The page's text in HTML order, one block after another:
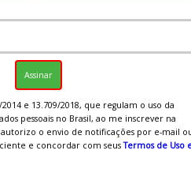
e 13.709/2018, que regulam o uso da
pessoais no Brasil, ao me inscrever na
autorizo o envio de notificações por e-mail
e concordar com seusTermos de Uso